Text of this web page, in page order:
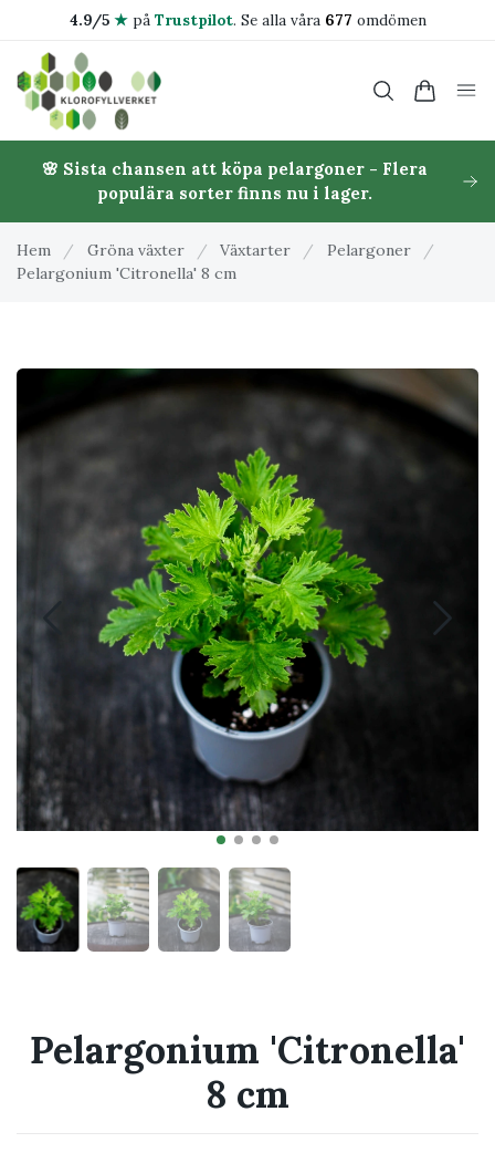
4.9/5 ★på Trustpilot. Se alla våra 677 omdömen
🌸 Sista chansen att köpa pelargoner - Flera
populära sorter finns nu i lager.
Hem / Gröna växter / Växtarter / Pelargoner
/
Pelargonium 'Citronella' 8 cm
Pelargonium 'Citronella'
8 cm